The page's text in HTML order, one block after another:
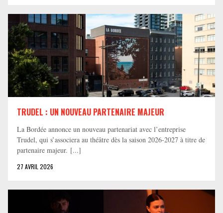
TRUDEL : UN NOUVEAU PARTENAIRE MAJEUR
La Bordée annonce un nouveau partenariat avec l’entreprise
Trudel, qui s’associera au théâtre dès la saison 2026-2027 à titre de
partenaire majeur. [...]
27 AVRIL 2026